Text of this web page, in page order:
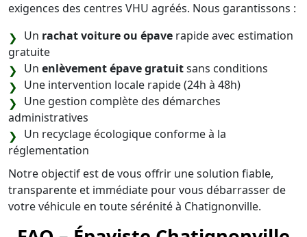
exigences des centres VHU agréés. Nous garantissons :
Un rachat voiture ou épave rapide avec estimation
gratuite
Un enlèvement épave gratuitsans conditions
Une intervention locale rapide (24h à 48h)
Une gestion complète des démarches
administratives
Un recyclage écologique conforme à la
réglementation
Notre objectif est de vous offrir une solution fiable,
transparente et immédiate pour vous débarrasser de
votre véhicule en toute sérénité à Chatignonville.